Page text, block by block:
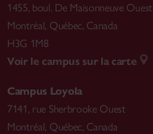
1455, boul. De Maisonneuve Ouest
Montréal, Québec, Canada
H3G 1M8
Voir le campus sur la carte
Campus Loyola
7141, rue Sherbrooke Ouest
Montréal, Québec, Canada